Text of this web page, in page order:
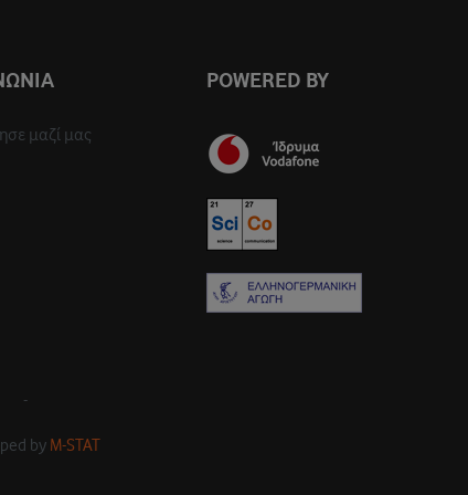
μαζί μας
POWERED BY
-
by M-STAT